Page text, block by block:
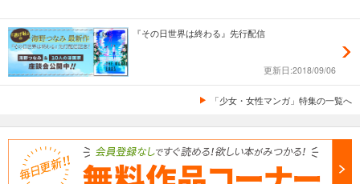
『その日世界は終わる』先行配信
更新日:2018/09/06
「少女・女性マンガ」特集の一覧へ